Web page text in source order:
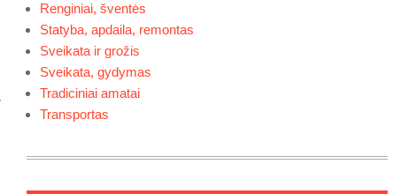
Renginiai, šventės
Statyba, apdaila, remontas
Sveikata ir grožis
Sveikata, gydymas
Tradiciniai amatai
Transportas